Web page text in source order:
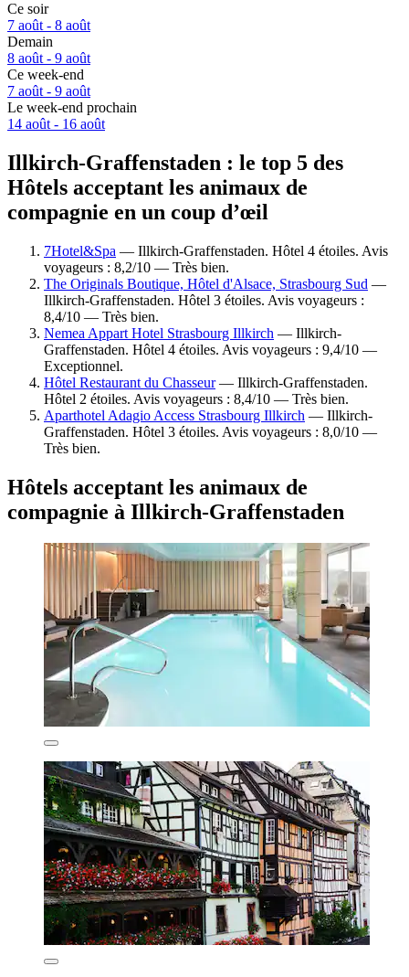
Ce soir
7 août - 8 août
Demain
8 août - 9 août
Ce week-end
7 août - 9 août
Le week-end prochain
14 août - 16 août
Illkirch-Graffenstaden : le top 5 des
Hôtels acceptant les animaux de
compagnie en un coup d’œil
7Hotel&Spa — Illkirch-Graffenstaden. Hôtel 4 étoiles. Avis
voyageurs : 8,2/10 — Très bien.
The Originals Boutique, Hôtel d'Alsace, Strasbourg Sud —
Illkirch-Graffenstaden. Hôtel 3 étoiles. Avis voyageurs :
8,4/10 — Très bien.
Nemea Appart Hotel Strasbourg Illkirch — Illkirch-
Graffenstaden. Hôtel 4 étoiles. Avis voyageurs : 9,4/10 —
Exceptionnel.
Hôtel Restaurant du Chasseur— Illkirch-Graffenstaden.
Hôtel 2 étoiles. Avis voyageurs : 8,4/10 — Très bien.
Aparthotel Adagio Access Strasbourg Illkirch — Illkirch-
Graffenstaden. Hôtel 3 étoiles. Avis voyageurs : 8,0/10 —
Très bien.
Hôtels acceptant les animaux de
compagnie à Illkirch-Graffenstaden